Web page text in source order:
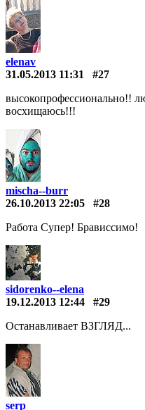
elenav
31.05.2013 11:31
#27
высокопрофессионально!!
восхищаюсь!!!
mischa--burr
26.10.2013 22:05
#28
Работа Супер! Брависсимо!
sidorenko--elena
19.12.2013 12:44
#29
Останавливает ВЗГЛЯД...
serp